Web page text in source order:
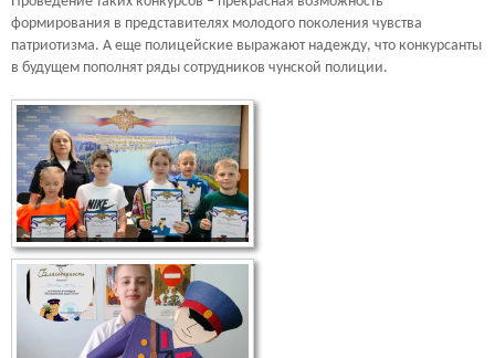
формирования в представителях молодого поколения чувства
патриотизма. А еще полицейские выражают надежду, что конкурсанты
в будущем пополнят ряды сотрудников чунской полиции.